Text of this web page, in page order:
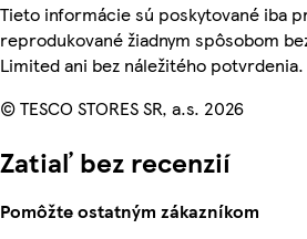
Tieto informácie sú poskytované iba
reprodukované žiadnym spôsobom
Limited ani bez náležitého potvrdenia.
© TESCO STORES SR, a.s. 2026
Zatiaľ bez recenzií
Pomôžte ostatným zákazníkom